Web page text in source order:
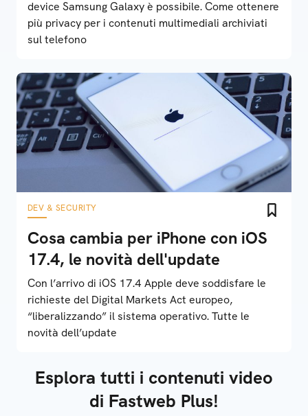
device Samsung Galaxy è possibile. Come ottenere
più privacy per i contenuti multimediali archiviati
sul telefono
DEV & SECURITY
Cosa cambia per iPhone con iOS
17.4, le novità dell'update
Con l’arrivo di iOS 17.4 Apple deve soddisfare le
richieste del Digital Markets Act europeo,
“liberalizzando” il sistema operativo. Tutte le
novità dell’update
Esplora tutti i contenuti video
di Fastweb Plus!